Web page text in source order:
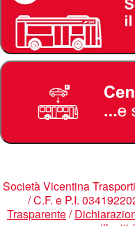
Società Vicentina
/ C.F. e P.I.
Trasparente/